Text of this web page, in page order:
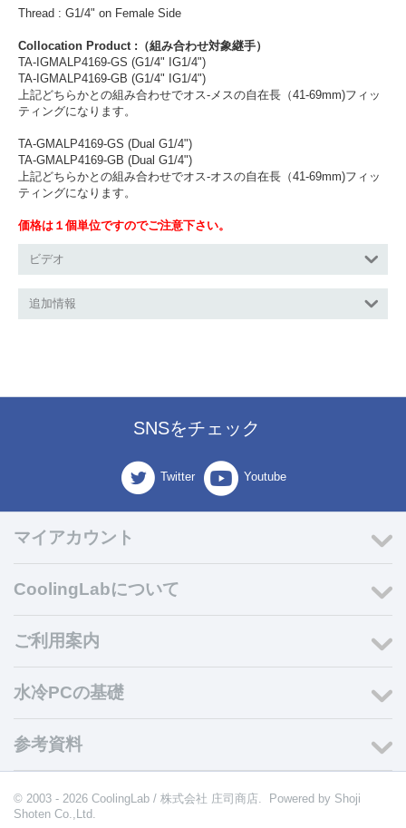
Thread : G1/4" on Female Side
Collocation Product :（組み合わせ対象継手）
TA-IGMALP4169-GS (G1/4" IG1/4")
TA-IGMALP4169-GB (G1/4" IG1/4")
上記どちらかとの組み合わせでオス-メスの自在長（41-69mm)フィッ
ティングになります。
TA-GMALP4169-GS (Dual G1/4")
TA-GMALP4169-GB (Dual G1/4")
上記どちらかとの組み合わせでオス-オスの自在長（41-69mm)フィッ
ティングになります。
価格は１個単位ですのでご注意下さい。
ビデオ
追加情報
SNSをチェック
Twitter Youtube
マイアカウント
CoolingLabについて
ご利用案内
水冷PCの基礎
参考資料
© 2003 - 2026 CoolingLab / 株式会社 庄司商店. Powered by Shoji
Shoten Co.,Ltd.